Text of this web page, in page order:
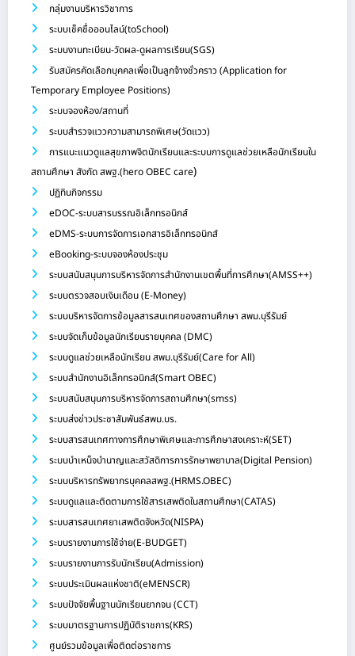
กลุ่มงานบริหารวิชาการ
ระบบเช็คชื่อออนไลน์(toSchool)
ระบบงานทะเบียน-วัดผล-ดูผลการเรียน(SGS)
รับสมัครคัดเลือกบุคคลเพื่อเป็นลูกจ้างชั่วคราว (Application for
Temporary Employee Positions)
ระบบจองห้อง/สถานที่
ระบบสำรวจแววความสามารถพิเศษ(วัดแวว)
การแนะแนวดูแลสุขภาพจิตนักเรียนและระบบการดูแลช่วยเหลือนักเรียนใน
สถานศึกษา สังกัด สพฐ.(hero OBEC care)
ปฏิทินกิจกรรม
eDOC-ระบบสารบรรณอิเล็กทรอนิกส์
eDMS-ระบบการจัดการเอกสารอิเล็กทรอนิกส์
eBooking-ระบบจองห้องประชุม
ระบบสนับสนุนการบริหารจัดการสำนักงานเขตพื้นที่การศึกษา(AMSS++)
ระบบตรวจสอบเงินเดือน (E-Money)
ระบบบริหารจัดการข้อมูลสารสนเทศของสถานศึกษา สพม.บุรีรัมย์
ระบบจัดเก็บข้อมูลนักเรียนรายบุคคล (DMC)
ระบบดูแลช่วยเหลือนักเรียน สพม.บุรีรัมย์(Care for All)
ระบบสำนักงานอิเล็กทรอนิกส์(Smart OBEC)
ระบบสนับสนุนการบริหารจัดการสถานศึกษา(smss)
ระบบส่งข่าวประชาสัมพันธ์สพม.บร.
ระบบสารสนเทศทางการศึกษาพิเศษและการศึกษาสงเคราะห์(SET)
ระบบบำเหน็จบำนาญและสวัสดิการการรักษาพยาบาล(Digital Pension)
ระบบบริหารทรัพยากรบุคคลสพฐ.(HRMS.OBEC)
ระบบดูแลและติดตามการใช้สารเสพติดในสถานศึกษา(CATAS)
ระบบสารสนเทศยาเสพติดจังหวัด(NISPA)
ระบบรายงานการใช้จ่าย(E-BUDGET)
ระบบรายงานการรับนักเรียน(Admission)
ระบบประเมินผลแห่งชาติ(eMENSCR)
ระบบปัจจัยพื้นฐานนักเรียนยากจน (CCT)
ระบบมาตรฐานการปฏิบัติราชการ(KRS)
ศูนย์รวมข้อมูลเพื่อติดต่อราชการ